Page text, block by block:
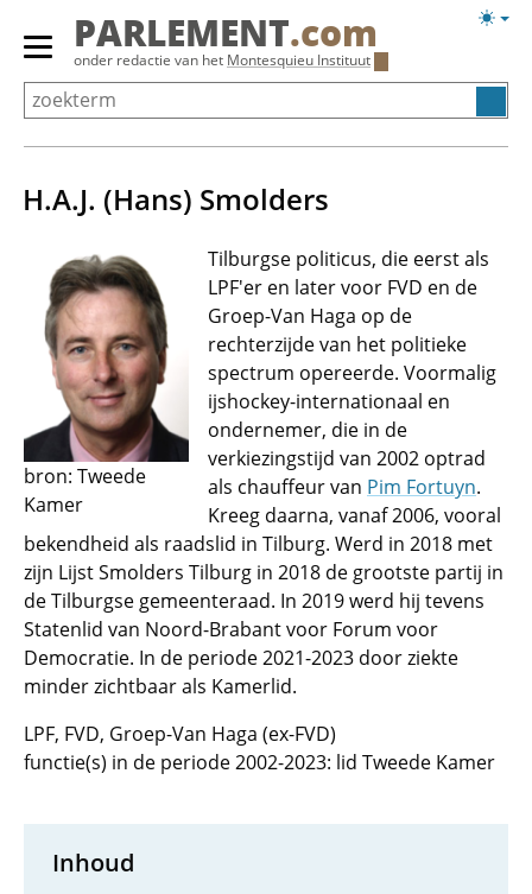
Overslaan
Primair
menu
tonen/verbergen
PARLEMENT.com
onder redactie van het Montesquieu Instituut
H.A.J. (Hans) Smolders
bron: Tweede
Kamer
Tilburgse politicus, die eerst als
LPF'er en later voor FVD en de
Groep-Van Haga op de
rechterzijde van het politieke
spectrum opereerde. Voormalig
ijshockey-internationaal en
ondernemer, die in de
verkiezingstijd van 2002 optrad
als chauffeur van Pim Fortuyn.
Kreeg daarna, vanaf 2006, vooral
bekendheid als raadslid in Tilburg. Werd in 2018 met
zijn Lijst Smolders Tilburg in 2018 de grootste partij in
de Tilburgse gemeenteraad. In 2019 werd hij tevens
Statenlid van Noord-Brabant voor Forum voor
Democratie. In de periode 2021-2023 door ziekte
minder zichtbaar als Kamerlid.
LPF, FVD, Groep-Van Haga (ex-FVD)
functie(s) in de periode 2002-2023: lid Tweede Kamer
Inhoud